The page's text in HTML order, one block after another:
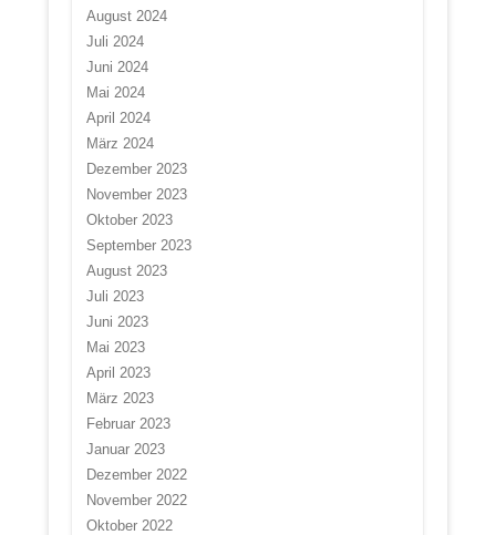
August 2024
Juli 2024
Juni 2024
Mai 2024
April 2024
März 2024
Dezember 2023
November 2023
Oktober 2023
September 2023
August 2023
Juli 2023
Juni 2023
Mai 2023
April 2023
März 2023
Februar 2023
Januar 2023
Dezember 2022
November 2022
Oktober 2022